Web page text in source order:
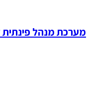
מערכת מנהל פינתית